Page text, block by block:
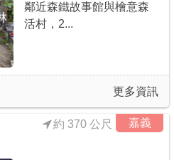
鄰近森鐵故事館與檜意森
活村，2...
更多資訊
嘉義
約 370 公尺